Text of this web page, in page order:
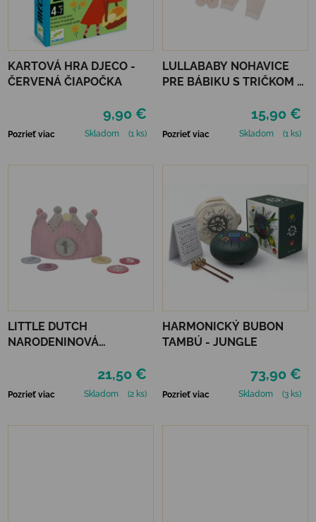
KARTOVÁ HRA DJECO -
ČERVENÁ ČIAPOČKA
9,90 €
Pozrieť viac Skladom (1 ks)
LULLABABY NOHAVICE
PRE BÁBIKU S TRIČKOM A
15,90 €
Pozrieť viac Skladom (1 ks)
LITTLE DUTCH
NARODENINOVÁ
21,50 €
Pozrieť viac Skladom (2 ks)
HARMONICKÝ BUBON
TAMBÚ - JUNGLE
73,90 €
Pozrieť viac Skladom (3 ks)